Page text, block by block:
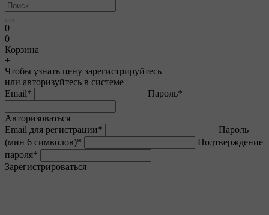
0
0
Корзина
+
Чтобы узнать цену зарегистрируйтесь
или авторизуйтесь в системе
Email* Пароль*
Авторизоваться
Email для регистрации*
Пароль
(мин 6 символов)*
Подтверждение
пароля*
Зарегистрироваться